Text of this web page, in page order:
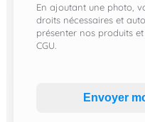
En ajoutant une photo,
droits nécessaires et
présenter nos produits
CGU.
Envoyer